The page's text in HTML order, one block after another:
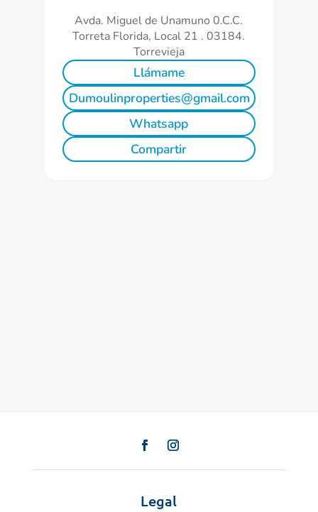
Avda. Miguel de Unamuno 0.C.C.
Torreta Florida, Local 21 . 03184.
Torrevieja
Llámame
Dumoulinproperties@gmail.com
Whatsapp
Compartir
Legal